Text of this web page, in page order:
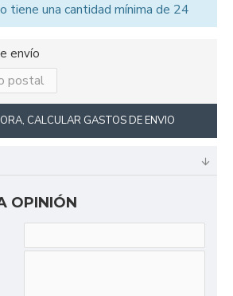
tiene una cantidad mínima de 24
envío
CALCULAR GASTOS DE ENVIO
OPINIÓN